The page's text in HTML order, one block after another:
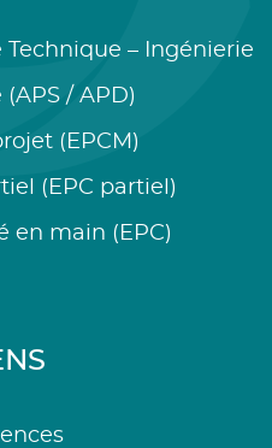
Technique – Ingénierie
/ APD)
(EPCM)
(EPC partiel)
en main (EPC)